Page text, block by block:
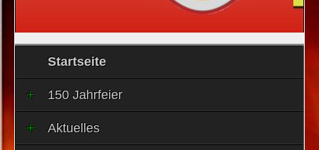
Startseite
150 Jahrfeier
Aktuelles